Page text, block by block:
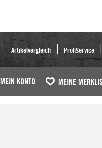
Artikelvergleich ProfiService
MEIN KONTO MEINE